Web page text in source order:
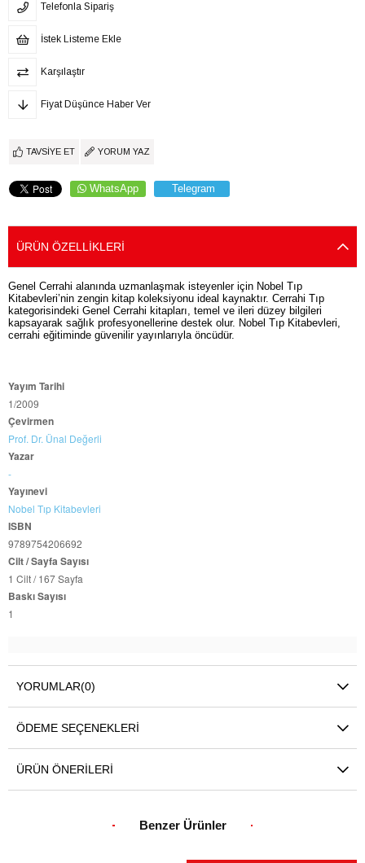
Telefonla Sipariş
İstek Listeme Ekle
Karşılaştır
Fiyat Düşünce Haber Ver
TAVSIYE ET YORUM YAZ
WhatsApp Telegram
ÜRÜN ÖZELLIKLERI
Genel Cerrahi alanında uzmanlaşmak isteyenler için Nobel Tıp
Kitabevleri’nin zengin kitap koleksiyonu ideal kaynaktır. Cerrahi Tıp
kategorisindeki Genel Cerrahi kitapları, temel ve ileri düzey bilgileri
kapsayarak sağlık profesyonellerine destek olur. Nobel Tıp Kitabevleri,
cerrahi eğitiminde güvenilir yayınlarıyla öncüdür.
Yayım Tarihi
1/2009
Çevirmen
Prof. Dr. Ünal Değerli
Yazar
-
Yayınevi
Nobel Tıp Kitabevleri
ISBN
9789754206692
Cilt / Sayfa Sayısı
1 Cilt / 167 Sayfa
Baskı Sayısı
1
YORUMLAR(0)
ÖDEME SEÇENEKLERI
ÜRÜN ÖNERILERI
Benzer Ürünler